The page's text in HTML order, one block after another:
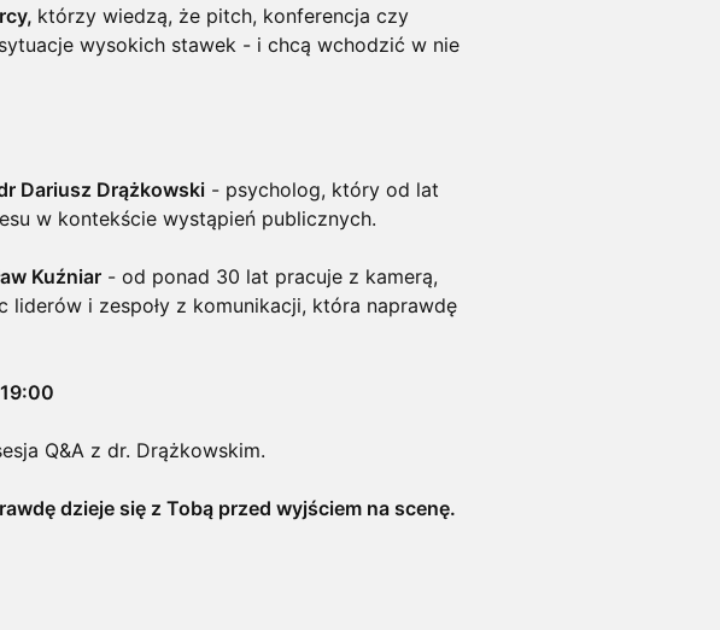
którzy wiedzą, że pitch, konferencja czy
wysokich stawek - i chcą wchodzić w nie
Dariusz Drążkowski - psycholog, który od lat
w kontekście wystąpień publicznych.
Kuźniar - od ponad 30 lat pracuje z kamerą,
liderów i zespoły z komunikacji, która naprawdę
Q&A z dr. Drążkowskim.
dzieje się z Tobą przed wyjściem na scenę.